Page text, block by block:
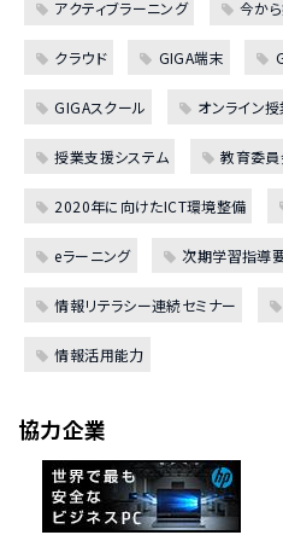
アクティブラーニング 今か
クラウド GIGA端末
GIGAスクール オンライン
授業支援システム 教育委
2020年に向けたICT環境整備
eラーニング 次期学習指導
情報リテラシー連続セミナー
情報活用能力
協力企業